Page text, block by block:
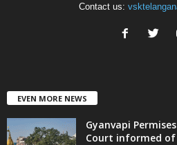
Contact us:
EVEN MORE NEWS
Gyanvapi
Court informed